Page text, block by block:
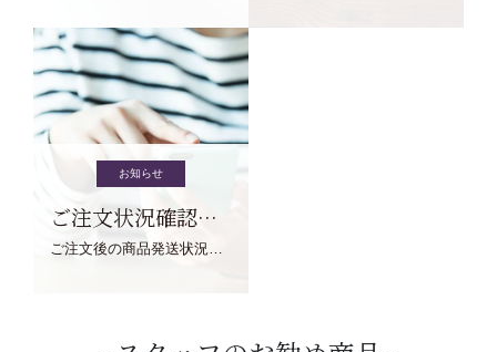
お知らせ
ご注文状況確認について